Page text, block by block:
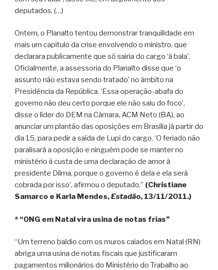
deputados. (…)
Ontem, o Planalto tentou demonstrar tranquilidade em
mais um capítulo da crise envolvendo o ministro, que
declarara publicamente que só sairia do cargo ‘à bala’.
Oficialmente, a assessoria do Planalto disse que ‘o
assunto não estava sendo tratado’ no âmbito na
Presidência da República. ‘Essa operação-abafa do
governo não deu certo porque ele não saiu do foco’,
disse o líder do DEM na Câmara, ACM Neto (BA), ao
anunciar um plantão das oposições em Brasília já partir do
dia 15, para pedir a saída de Lupi do cargo. ‘O feriado não
paralisará a oposição e ninguém pode se manter no
ministério à custa de uma declaração de amor à
presidente Dilma, porque o governo é dela e ela será
cobrada por isso’, afirmou o deputado.” (Christiane
Samarco e Karla Mendes,Estadão, 13/11/2011.)
* “ONG em Natal vira usina de notas frias”
“Um terreno baldio com os muros caiados em Natal (RN)
abriga uma usina de notas fiscais que justificaram
pagamentos milionários do Ministério do Trabalho ao